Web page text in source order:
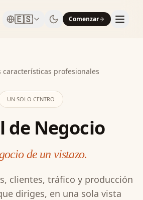
🇪🇸 Comenzar
características profesionales
UN SOLO CENTRO
de Negocio
de un vistazo.
clientes, tráfico y producción
diriges, en una sola vista